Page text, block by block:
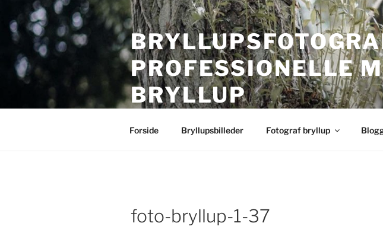
indhold
PROFESSIONELLE
BRYLLUP
Forside Bryllupsbilleder Fotograf bryllup
foto-bryllup-1-37